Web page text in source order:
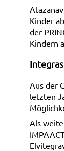
Kinder
der
Kindern
Aus der
letzten
Als